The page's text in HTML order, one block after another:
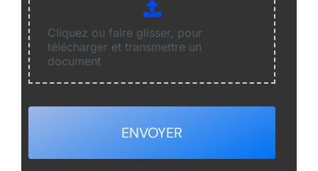
Cliquez ou faire glisser, pour
télécharger et transmettre un
document
ENVOYER